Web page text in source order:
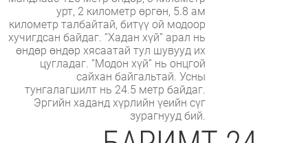
урт, 2 километр өргөн, 5.8 ам
километр талбайтай, битүү ой модоор
хучигдсан байдаг. “Хадан хүй” арал нь
өндөр өндөр хясаатай тул шувууд их
цугладаг. “Модон хүй” нь онцгой
сайхан байгальтай. Усны
тунгалагшилт нь 24.5 метр байдаг.
Эргийн хаданд хүрлийн үеийн сүг
зурагнууд бий.